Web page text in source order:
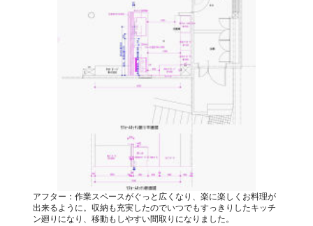
アフター：作業スペースがぐっと広くなり、楽に楽しくお料理が
出来るように。収納も充実したのでいつでもすっきりしたキッチ
ン廻りになり、移動もしやすい間取りになりました。